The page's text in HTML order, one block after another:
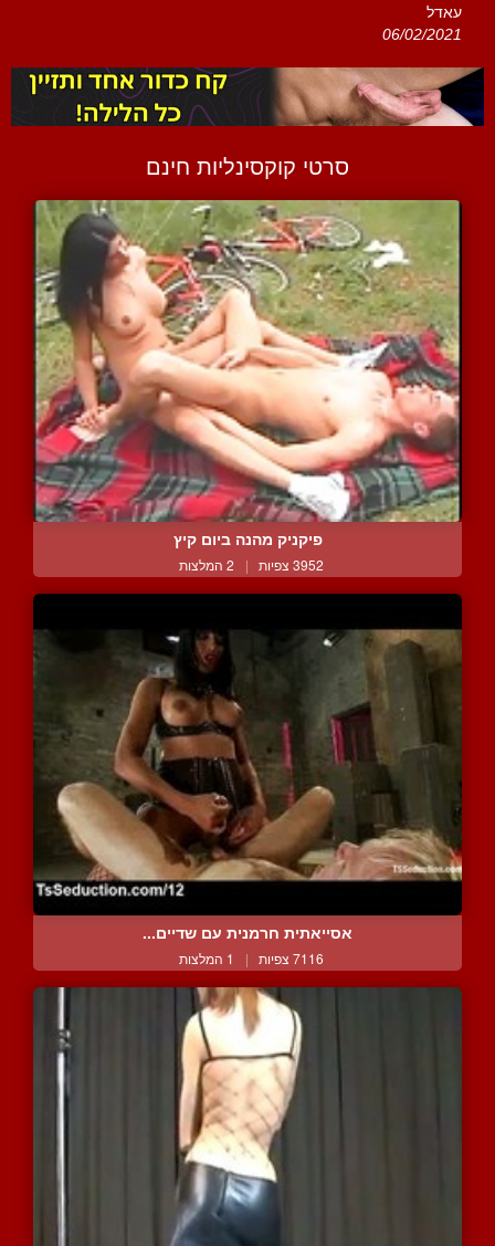
עאדל
06/02/2021
סרטי קוקסינליות חינם
פיקניק מהנה ביום קיץ
3952 צפיות | 2 המלצות
אסייאתית חרמנית עם שדיים...
7116 צפיות | 1 המלצות